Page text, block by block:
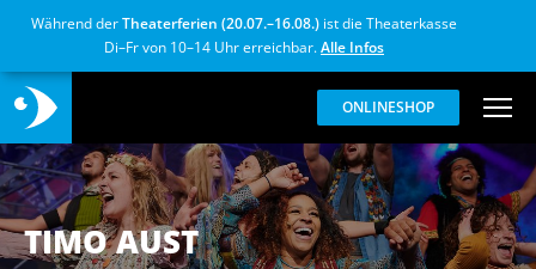
Während derTheaterferien (20.07.–16.08.) ist die Theaterkasse
Di–Fr von 10–14 Uhr erreichbar.Alle Infos
ONLINESHOP
TIMO AUST